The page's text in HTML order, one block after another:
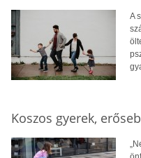
A
Koszos gyerek,